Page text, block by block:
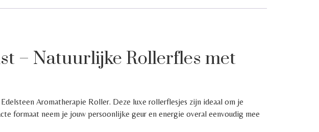
– Natuurlijke Rollerfles met
Aromatherapie Roller. Deze luxe rollerflesjes zijn ideaal om je
formaat neem je jouw persoonlijke geur en energie overal eenvoudig mee